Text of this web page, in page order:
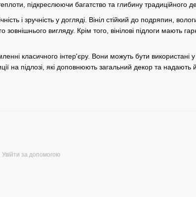
підкреслюючи багатство та глибину традиційного
і зручність у догляді. Вініл стійкий до подряпин,
вигляду. Крім того, вінілові підлоги мають
класичного інтер'єру. Вони можуть бути використані
підлозі, які доповнюють загальний декор та надають
Увійти за допомогою